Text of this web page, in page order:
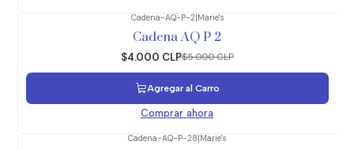
Cadena-AQ-P-2| Marie's
Cadena AQ P 2
$4.000 CLP$5.000 CLP
Agregar al Carro
Comprar ahora
Cadena-AQ-P-28 Marie's